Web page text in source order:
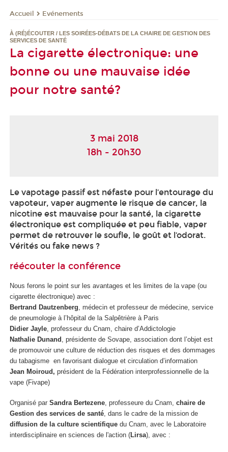
Accueil Evénements
À (RÉ)ÉCOUTER / LES SOIRÉES-DÉBATS DE LA CHAIRE DE GESTION DES
SERVICES DE SANTÉ
La cigarette électronique: une
bonne ou une mauvaise idée
pour notre santé?
3 mai 2018
18h - 20h30
Le vapotage passif est néfaste pour l’entourage du
vapoteur, vaper augmente le risque de cancer, la
nicotine est mauvaise pour la santé, la cigarette
électronique est compliquée et peu fiable, vaper
permet de retrouver le soufle, le goût et l’odorat.
Vérités ou fake news ?
réécouter la conférence
Nous ferons le point sur les avantages et les limites de la vape (ou
cigarette électronique) avec :
Bertrand Dautzenberg , médecin et professeur de médecine, service
de pneumologie à l’hôpital de la Salpêtrière à Paris
Didier Jayle , professeur du Cnam, chaire d’Addictologie
Nathalie Dunand
, présidente de Sovape, association dont l’objet est
de promouvoir une culture de réduction des risques et des dommages
du tabagisme en favorisant dialogue et circulation d’information
Jean Moiroud, président de la Fédération interprofessionnelle de la
vape (Fivape)
Organisé par Sandra Bertezene, professeure du Cnam, chaire de
Gestion des services de santé, dans le cadre de la mission de
diffusion de la culture scientifique du Cnam, avec le Laboratoire
interdisciplinaire en sciences de l'action (Lirsa), avec :